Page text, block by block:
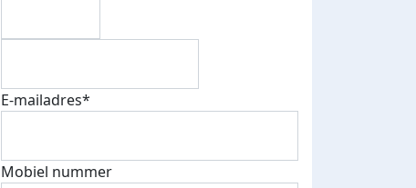
E-mailadres*
Mobiel nummer